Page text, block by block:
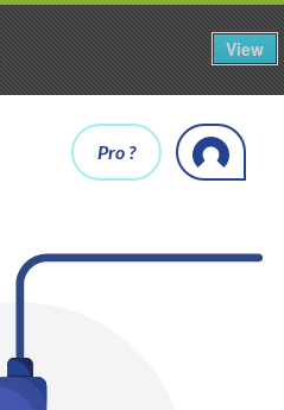
View
Pro ?